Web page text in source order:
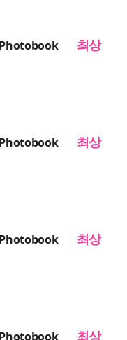
최상
최상
최상
최상